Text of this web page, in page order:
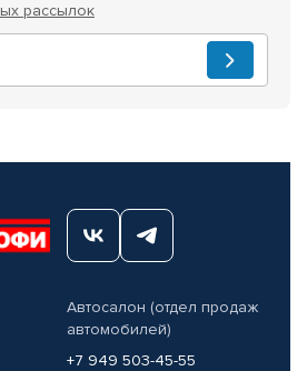
рассылок
Автосалон (отдел продаж
автомобилей)
+7 949 503-45-55